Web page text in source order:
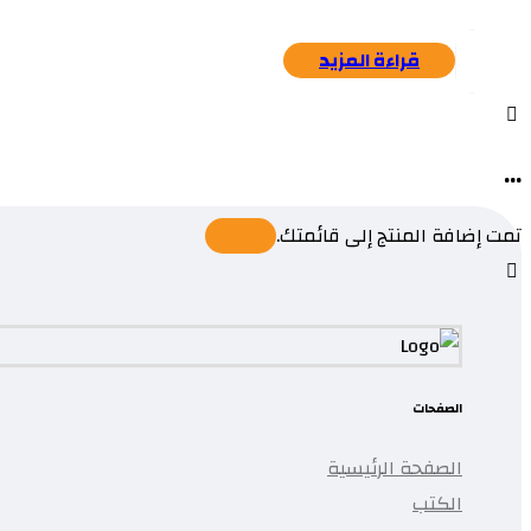
قراءة المزيد
...
تمت إضافة المنتج إلى قائمتك.
الصفحات
الصفحة الرئيسية
الكتب